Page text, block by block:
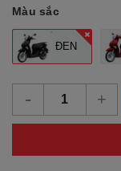
Màu sắc
ĐEN
- +